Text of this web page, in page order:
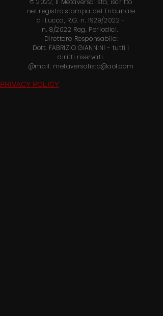
© 2022, Il Metaversalista, iscritto
nel registro stampa del Tribunale
di Lucca, R.G. n. 1929/2022 -
n. 8/2022 Reg. Periodici.
Direttore Responsabile:
Dott. FABRIZIO GIANNINI - tutti i
diritti riservati.
@mail: metaversalista@aol.com
PRIVACY POLICY